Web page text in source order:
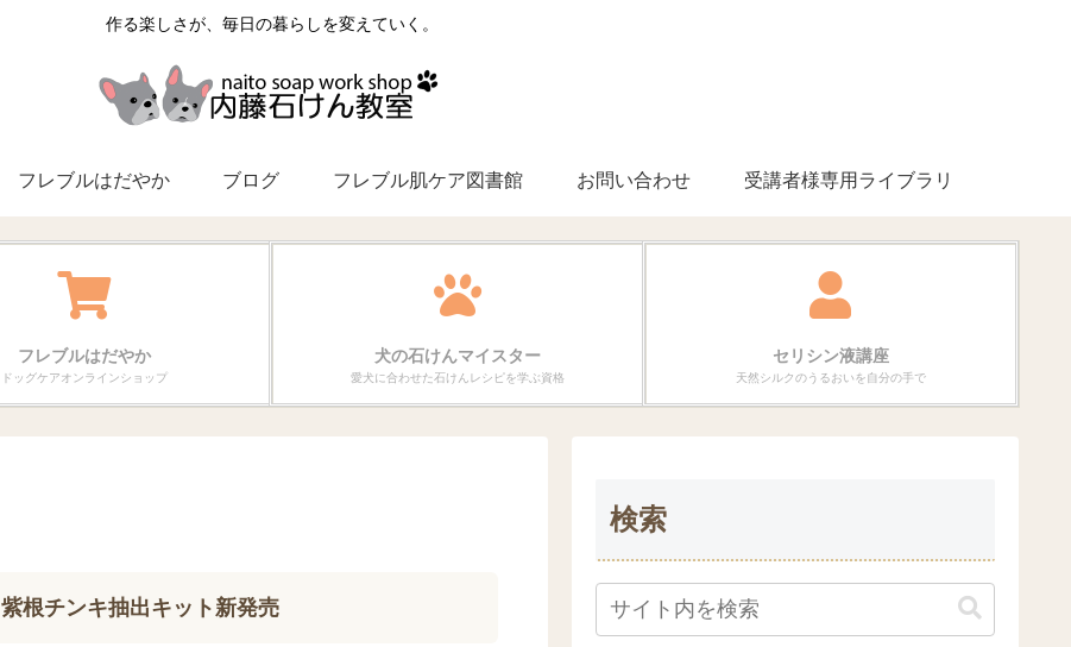
作る楽しさが、毎日の暮らしを変えていく。
フレブルはだやか ブログ フレブル肌ケア図書館 お問い合わせ 受講者様専用ライブラリ
フレブルはだやか
ドッグケアオンラインショップ
犬の石けんマイスター
愛犬に合わせた石けんレシピを学ぶ資格
セリシン液講座
天然シルクのうるおいを自分の手で
紫根チンキ抽出キット新発売
検索